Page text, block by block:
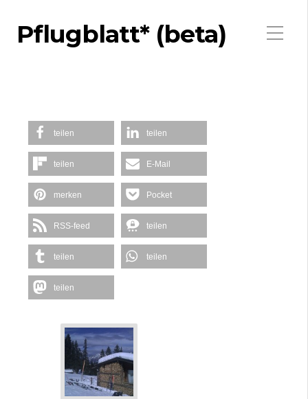
Pflugblatt* (beta)
teilen teilen
teilen E-Mail
merken Pocket
RSS-feed teilen
teilen teilen
teilen